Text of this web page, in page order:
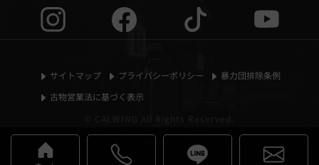
サイトマップ プライバシーポリシー
暴力団排除条例
古物営業法に基づく表示